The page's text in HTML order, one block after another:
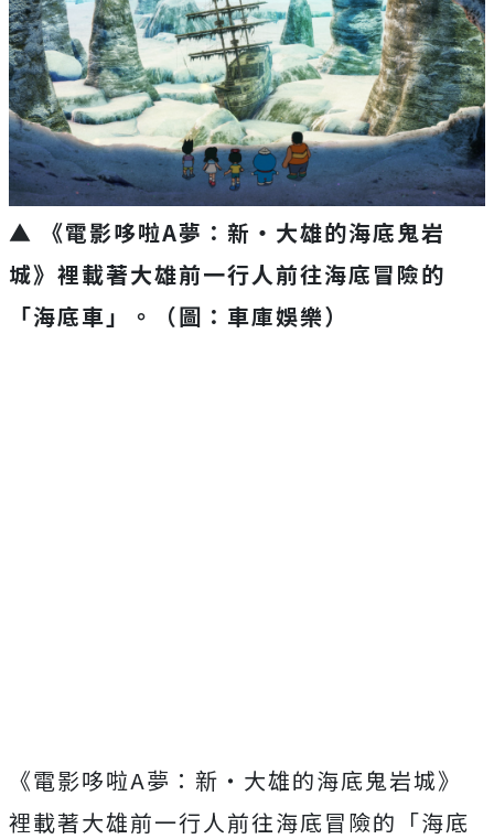
▲ 《電影哆啦A夢：新‧大雄的海底鬼岩
城》 裡載著大雄前一行人前往海底冒險的
「海底車」。（圖：車庫娛樂）
《電影哆啦A夢：新‧大雄的海底鬼岩城》
裡載著大雄前一行人前往海底冒險的「海底